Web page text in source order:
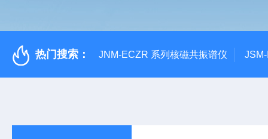
热门搜索： JNM-ECZR 系列核磁共振谱仪